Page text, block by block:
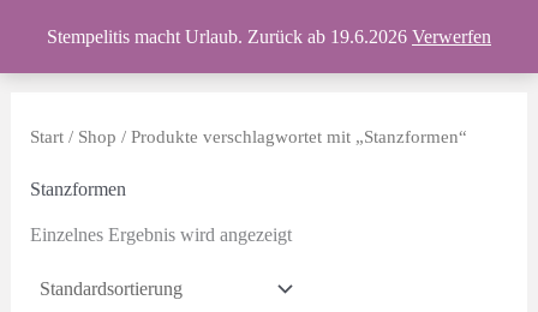
Stempelitis macht Urlaub. Zurück ab 19.6.2026 Verwerfen
Produkte
Start/ Shop / Produkte verschlagwortet mit „Stanzformen“
Stanzformen
Einzelnes Ergebnis wird angezeigt